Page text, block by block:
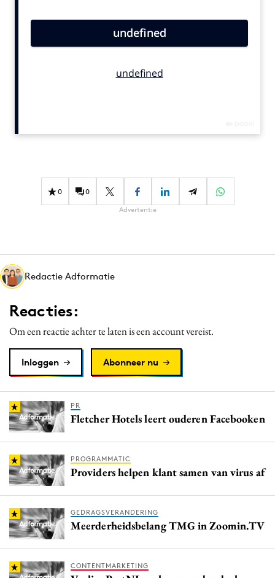
Carriere
Diversiteit
Interne communicatie
Martech
Media
Merkstrategie
PR
Purpose Marketing
Reputatie & crisis
0 0
Advertentie
Redactie Adformatie
Reacties:
Om een reactie achter te laten is een account vereist.
Inloggen Abonneer nu
PR
Fletcher Hotels leert ouderen Facebooken
PROGRAMMATIC
Providers helpen klant samen van virus af
GEDRAGSVERANDERING
Meerderheidsbelang TMG in Zoomin.TV
CONTENTMARKETING